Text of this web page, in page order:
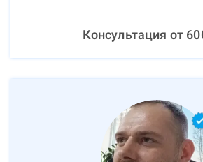
Консультация от